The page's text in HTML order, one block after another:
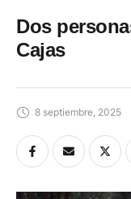
Dos
Cajas
8 septiembre, 2025